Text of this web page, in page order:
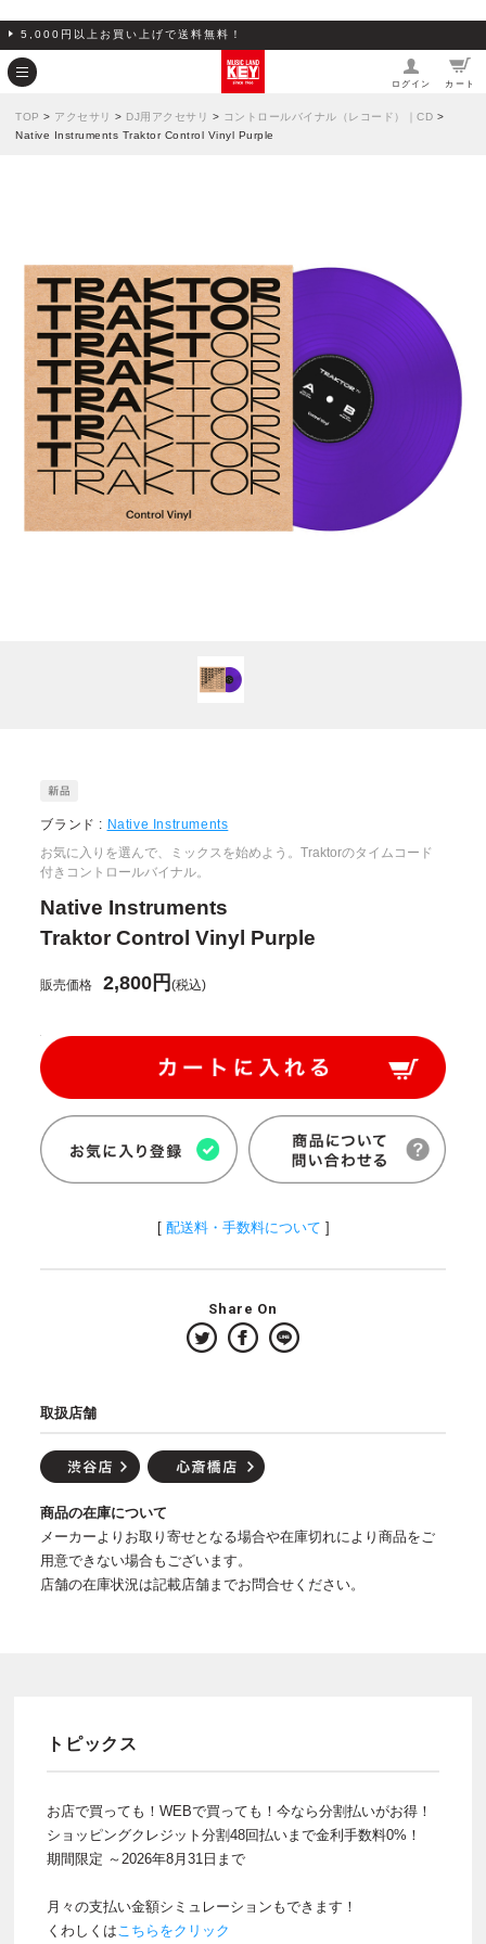
5,000円以上お買い上げで送料無料！
ログイン カート
TOP > アクセサリ > DJ用アクセサリ > コントロールバイナル（レコード）｜CD >
Native Instruments Traktor Control Vinyl Purple
ブランド : Native Instruments
お気に入りを選んで、ミックスを始めよう。Traktorのタイムコード
付きコントロールバイナル。
Native Instruments
Traktor Control Vinyl Purple
販売価格 2,800円(税込)
[ 配送料・手数料について ]
Share On
取扱店舗
商品の在庫について
メーカーよりお取り寄せとなる場合や在庫切れにより商品をご
用意できない場合もございます。
店舗の在庫状況は記載店舗までお問合せください。
トピックス
お店で買っても！WEBで買っても！今なら分割払いがお得！
ショッピングクレジット分割48回払いまで金利手数料0%！
期間限定 ～2026年8月31日まで
月々の支払い金額シミュレーションもできます！
くわしくはこちらをクリック